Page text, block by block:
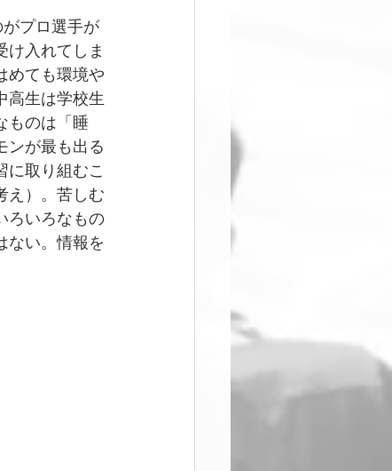
プロ選手が
け入れてしま
めても環境や
高生は学校生
ものは「睡
ンが最も出る
に取り組むこ
え）。苦しむ
ろいろなもの
ない。情報を